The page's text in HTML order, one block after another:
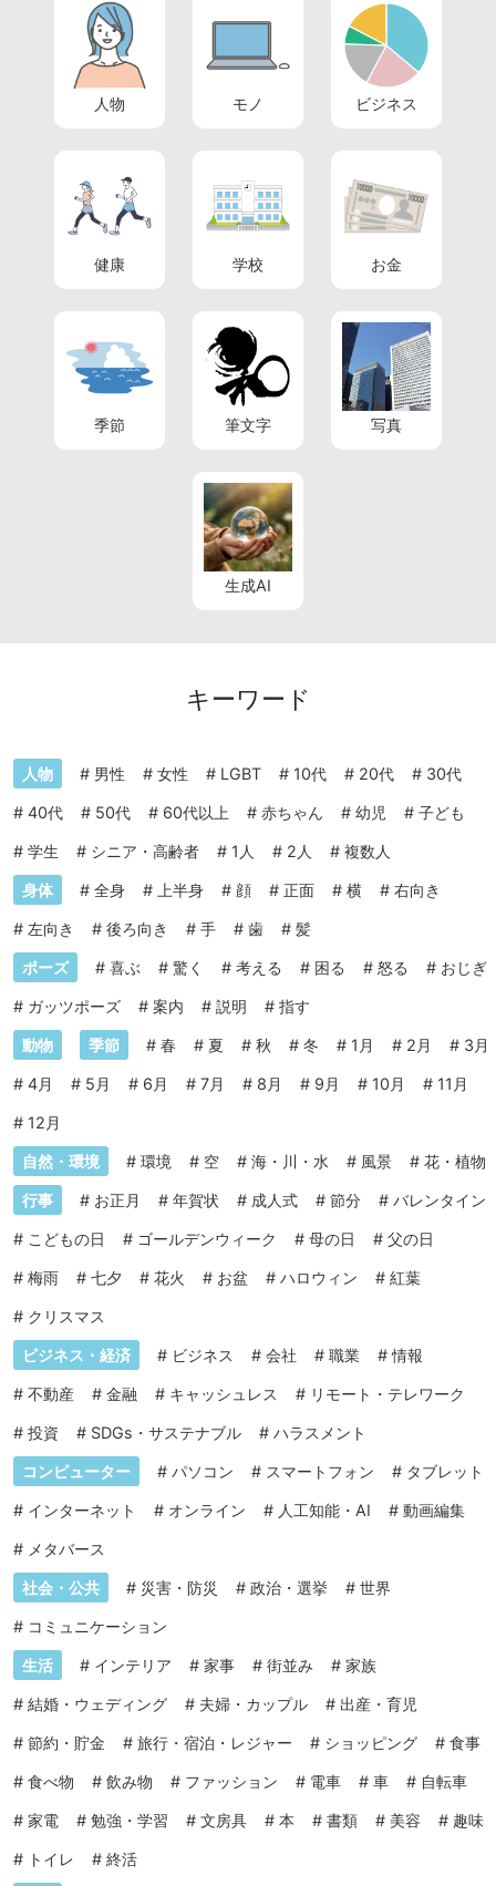
人物 モノ ビジネス
健康 学校 お金
季節 筆文字 写真
生成AI
キーワード
人物 # 男性 # 女性 # LGBT # 10代 # 20代 # 30代
# 40代 # 50代 # 60代以上 # 赤ちゃん # 幼児 # 子ども
# 学生 # シニア・高齢者 # 1人 # 2人 # 複数人
身体 # 全身 # 上半身 # 顔 # 正面 # 横 # 右向き
# 左向き # 後ろ向き # 手 # 歯 # 髪
ポーズ # 喜ぶ # 驚く # 考える # 困る # 怒る # おじぎ
# ガッツポーズ # 案内 # 説明 # 指す
動物 季節 # 春 # 夏 # 秋 # 冬 # 1月 # 2月 # 3月
# 4月 # 5月 # 6月 # 7月 # 8月 # 9月 # 10月 # 11月
# 12月
自然・環境 # 環境 # 空 # 海・川・水 # 風景 # 花・植物
行事 # お正月 # 年賀状 # 成人式 # 節分 # バレンタイン
# こどもの日 # ゴールデンウィーク # 母の日 # 父の日
# 梅雨 # 七夕 # 花火 # お盆 # ハロウィン # 紅葉
# クリスマス
ビジネス・経済 # ビジネス # 会社 # 職業 #情報
# 不動産 # 金融 # キャッシュレス # リモート・テレワーク
# 投資 # SDGs・サステナブル # ハラスメント
コンピューター # パソコン # スマートフォン # タブレット
# インターネット # オンライン # 人工知能・AI # 動画編集
# メタバース
社会・公共 # 災害・防災 # 政治・選挙 # 世界
# コミュニケーション
生活 # インテリア # 家事 # 街並み # 家族
# 結婚・ウェディング # 夫婦・カップル # 出産・育児
# 節約・貯金 # 旅行・宿泊・レジャー # ショッピング # 食事
# 食べ物 # 飲み物 # ファッション # 電車 # 車 # 自転車
# 家電 # 勉強・学習 # 文房具 # 本 # 書類 # 美容 # 趣味
# トイレ # 終活